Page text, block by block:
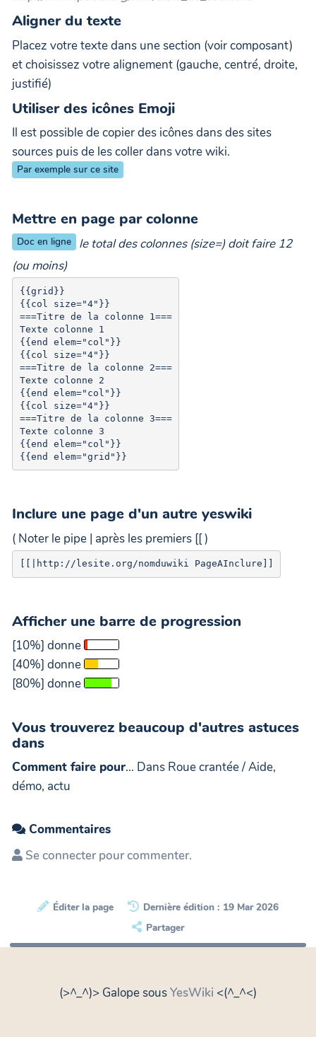
Aligner du texte
Placez votre texte dans une section (voir composant)
et choisissez votre alignement (gauche, centré, droite,
justifié)
Utiliser des icônes Emoji
Il est possible de copier des icônes dans des sites
sources puis de les coller dans votre wiki.
Par exemple sur ce site
Mettre en page par colonne
Doc en ligne
le total des colonnes (size=) doit faire 12
(ou moins)
{{grid}}
{{col size="4"}}
===Titre de la colonne 1===
Texte colonne 1
{{end elem="col"}}
{{col size="4"}}
===Titre de la colonne 2===
Texte colonne 2
{{end elem="col"}}
{{col size="4"}}
===Titre de la colonne 3===
Texte colonne 3
{{end elem="col"}}
Inclure une page d'un autre yeswiki
( Noter le pipe | après les premiers [[ )
Afficher une barre de progression
[10%] donne
[40%] donne
[80%] donne
Vous trouverez beaucoup d'autres astuces
dans
Comment faire pour... Dans Roue crantée / Aide,
démo, actu
Commentaires
Se connecter pour commenter.
Éditer la page
Dernière édition : 19 Mar 2026
Partager
(>^_^)> Galope sousYesWiki <(^_^<)